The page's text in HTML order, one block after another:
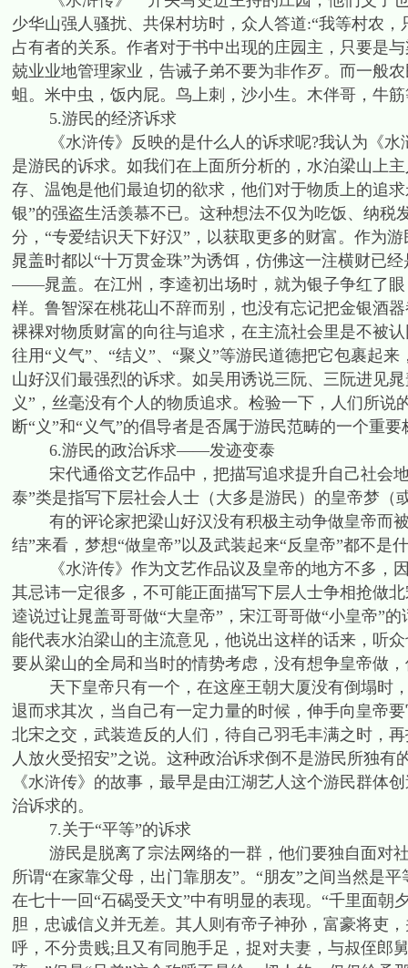
少华山强人骚扰、共保村坊时，众人答道:“我等村农
占有者的关系。作者对于书中出现的庄园主，只要是
兢业业地管理家业，告诫子弟不要为非作歹。而一般
蛆。米中虫，饭内屁。鸟上刺，沙小生。木伴哥，牛筋
5.游民的经济诉求
《水浒传》反映的是什么人的诉求呢?我认为《水
是游民的诉求。如我们在上面所分析的，水泊梁山上
存、温饱是他们最迫切的欲求，他们对于物质上的追
银”的强盗生活羡慕不已。这种想法不仅为吃饭、纳
分，“专爱结识天下好汉”，以获取更多的财富。作为
晁盖时都以“十万贯金珠”为诱饵，仿佛这一注横财已
——晁盖。在江州，李逵初出场时，就为银子争红了
样。鲁智深在桃花山不辞而别，也没有忘记把金银酒
裸裸对物质财富的向往与追求，在主流社会里是不被
往用“义气”、“结义”、“聚义”等游民道德把它包裹起
山好汉们最强烈的诉求。如吴用诱说三阮、三阮进见
义”，丝毫没有个人的物质追求。检验一下，人们所说
断“义”和“义气”的倡导者是否属于游民范畴的一个重要
6.游民的政治诉求——发迹变泰
宋代通俗文艺作品中，把描写追求提升自己社会地
泰”类是指写下层社会人士（大多是游民）的皇帝梦（
有的评论家把梁山好汉没有积极主动争做皇帝而被
结”来看，梦想“做皇帝”以及武装起来“反皇帝”都不是
《水浒传》作为文艺作品议及皇帝的地方不多，因
其忌讳一定很多，不可能正面描写下层人士争相抢做
逵说过让晁盖哥哥做“大皇帝”，宋江哥哥做“小皇帝”
能代表水泊梁山的主流意见，他说出这样的话来，听
要从梁山的全局和当时的情势考虑，没有想争皇帝做
天下皇帝只有一个，在这座王朝大厦没有倒塌时，
退而求其次，当自己有一定力量的时候，伸手向皇帝
北宋之交，武装造反的人们，待自己羽毛丰满之时，
人放火受招安”之说。这种政治诉求倒不是游民所独
《水浒传》的故事，最早是由江湖艺人这个游民群体
治诉求的。
7.关于“平等”的诉求
游民是脱离了宗法网络的一群，他们要独自面对社
所谓“在家靠父母，出门靠朋友”。“朋友”之间当然是
在七十一回“石碣受天文”中有明显的表现。“千里面
胆，忠诚信义并无差。其人则有帝子神孙，富豪将吏
呼，不分贵贱;且又有同胞手足，捉对夫妻，与叔侄郎